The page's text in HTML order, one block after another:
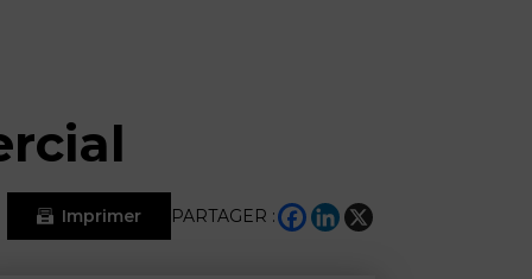
Imprimer PARTAGER :